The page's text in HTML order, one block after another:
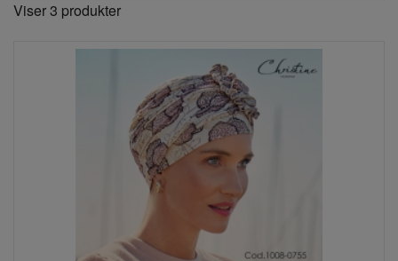
Viser 3 produkter